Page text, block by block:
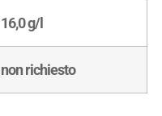
16,0 g/l
non richiesto